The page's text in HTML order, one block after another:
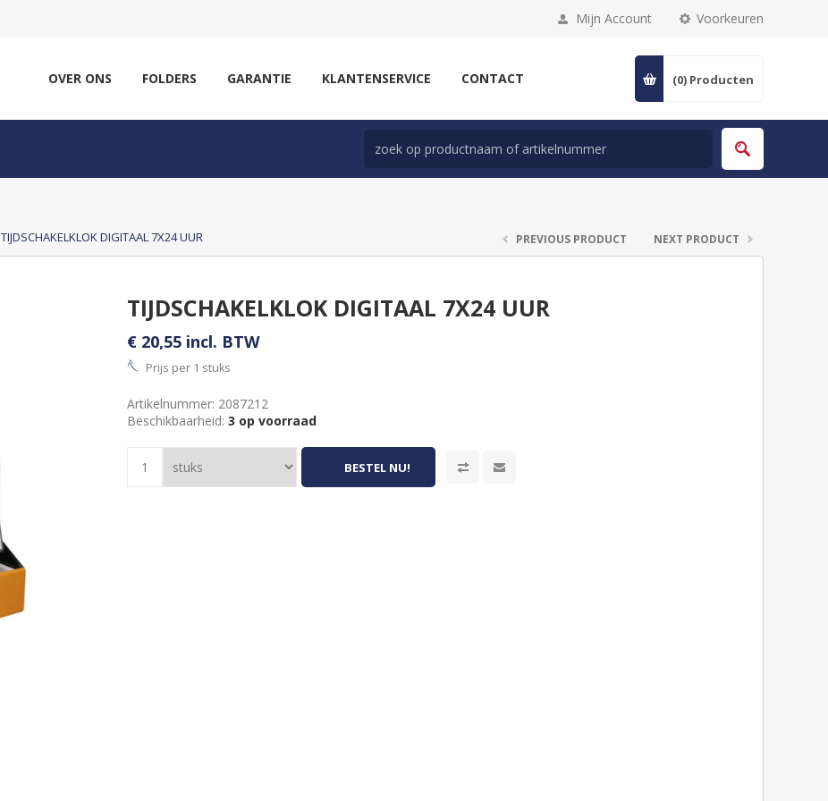
Voorkeuren
Mijn Account
OVER ONS FOLDERS GARANTIE KLANTENSERVICE CONTACT (0) Producten
TIJDSCHAKELKLOK DIGITAAL 7X24 UUR PREVIOUS PRODUCT NEXT PRODUCT
TIJDSCHAKELKLOK DIGITAAL 7X24 UUR
€ 20,55 incl. BTW
Prijs per 1 stuks
Artikelnummer: 2087212
Beschikbaarheid: 3 op voorraad